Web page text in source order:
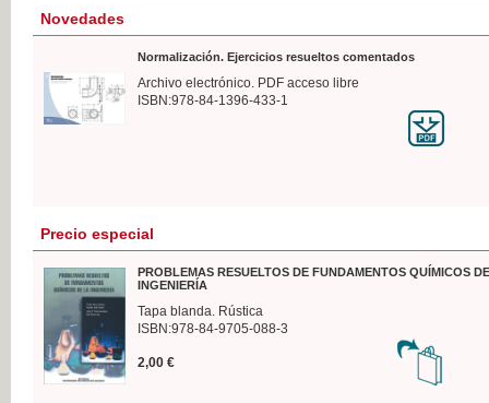
Novedades
Normalización. Ejercicios resueltos comentados
Archivo electrónico. PDF acceso libre
ISBN:978-84-1396-433-1
Precio especial
PROBLEMAS RESUELTOS DE FUNDAMENTOS QUÍMICOS
INGENIERÍA
Tapa blanda. Rústica
ISBN:978-84-9705-088-3
2,00 €